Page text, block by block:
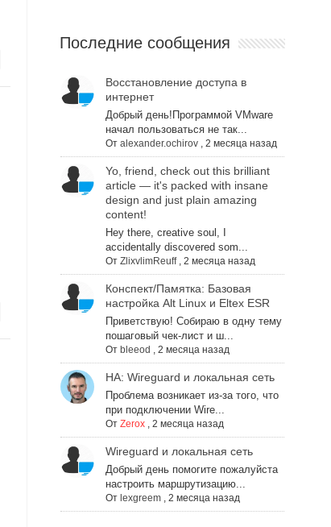
Последние сообщения
Восстановление доступа в
интернет
Добрый день!Программой VMware
начал пользоваться не так...
От alexander.ochirov, 2 месяца назад
Yo, friend, check out this brilliant
article — it's packed with insane
design and just plain amazing
content!
Hey there, creative soul, I
accidentally discovered som...
От ZlixvlimReuff, 2 месяца назад
Конспект/Памятка: Базовая
настройка Alt Linux и Eltex ESR
Приветствую! Собираю в одну тему
пошаговый чек-лист и ш...
От bleeod , 2 месяца назад
НА: Wireguard и локальная сеть
Проблема возникает из-за того, что
при подключении Wire...
От Zerox, 2 месяца назад
Wireguard и локальная сеть
Добрый день помогите пожалуйста
настроить маршрутизацию...
От lexgreem, 2 месяца назад